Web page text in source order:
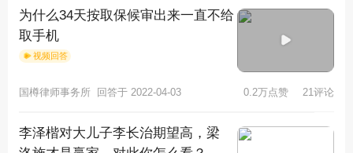
为什么34天按取保候审出来一直不给
取手机
视频回答
国樽律师事务所 回答于 2022-04-03 0.2万点赞 21评论
李泽楷对大儿子李长治期望高，梁